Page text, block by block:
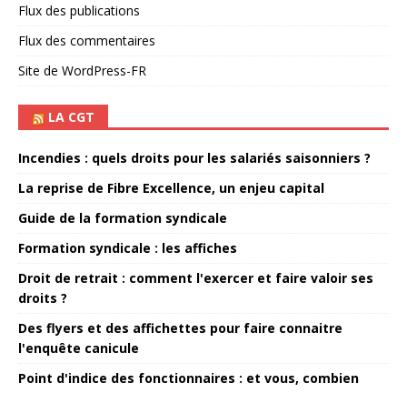
Flux des publications
Flux des commentaires
Site de WordPress-FR
LA CGT
Incendies : quels droits pour les salariés saisonniers ?
La reprise de Fibre Excellence, un enjeu capital
Guide de la formation syndicale
Formation syndicale : les affiches
Droit de retrait : comment l'exercer et faire valoir ses
droits ?
Des flyers et des affichettes pour faire connaitre
l'enquête canicule
Point d'indice des fonctionnaires : et vous, combien